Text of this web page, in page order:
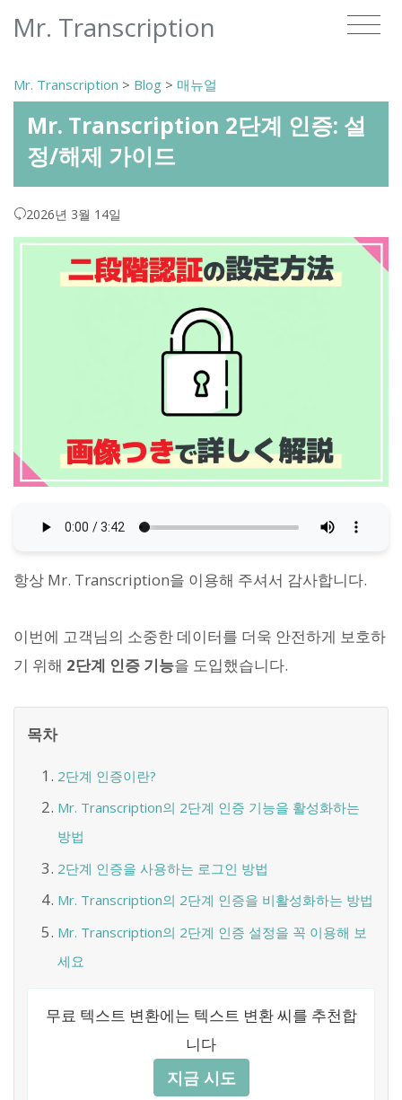
Mr. Transcription
Mr. Transcription > Blog > 매뉴얼
Mr. Transcription 2단계 인증: 설
정/해제 가이드
2026년 3월 14일
항상 Mr. Transcription을 이용해 주셔서 감사합니다.
이번에 고객님의 소중한 데이터를 더욱 안전하게 보호하
기 위해 2단계 인증 기능을 도입했습니다.
목차
2단계 인증이란?
Mr. Transcription의 2단계 인증 기능을 활성화하는
방법
2단계 인증을 사용하는 로그인 방법
Mr. Transcription의 2단계 인증을 비활성화하는 방법
Mr. Transcription의 2단계 인증 설정을 꼭 이용해 보
세요
무료 텍스트 변환에는 텍스트 변환 씨를 추천합
니다
지금 시도